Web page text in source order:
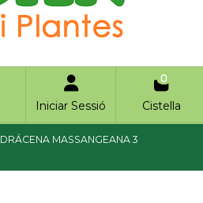
Iniciar Sessió
0
Cistella
DRÁCENA MASSANGEANA 3